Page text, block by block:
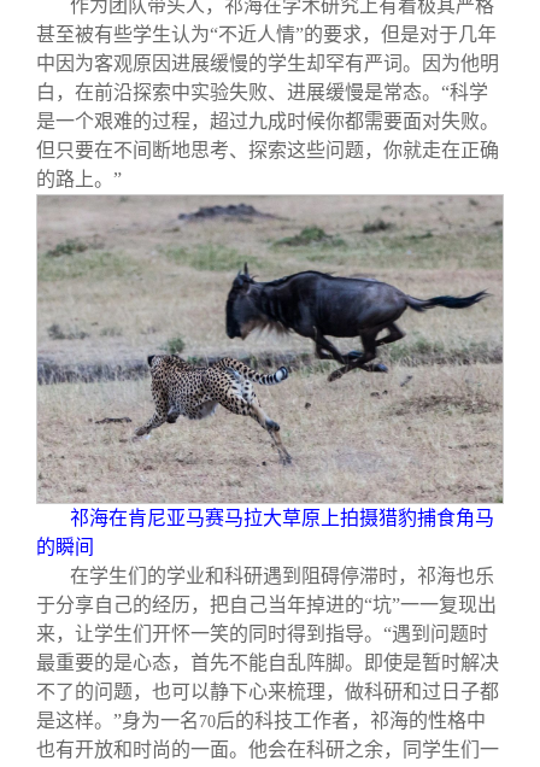
作为团队带头人，祁海在学术研究上有着极其严格
甚至被有些学生认为“不近人情”的要求，但是对于几年
中因为客观原因进展缓慢的学生却罕有严词。因为他明
白，在前沿探索中实验失败、进展缓慢是常态。“科学
是一个艰难的过程，超过九成时候你都需要面对失败。
但只要在不间断地思考、探索这些问题，你就走在正确
的路上。”
祁海在肯尼亚马赛马拉大草原上拍摄猎豹捕食角马
的瞬间
在学生们的学业和科研遇到阻碍停滞时，祁海也乐
于分享自己的经历，把自己当年掉进的“坑”一一复现出
来，让学生们开怀一笑的同时得到指导。“遇到问题时
最重要的是心态，首先不能自乱阵脚。即使是暂时解决
不了的问题，也可以静下心来梳理，做科研和过日子都
是这样。”身为一名 70后的科技工作者，祁海的性格中
也有开放和时尚的一面。他会在科研之余，同学生们一